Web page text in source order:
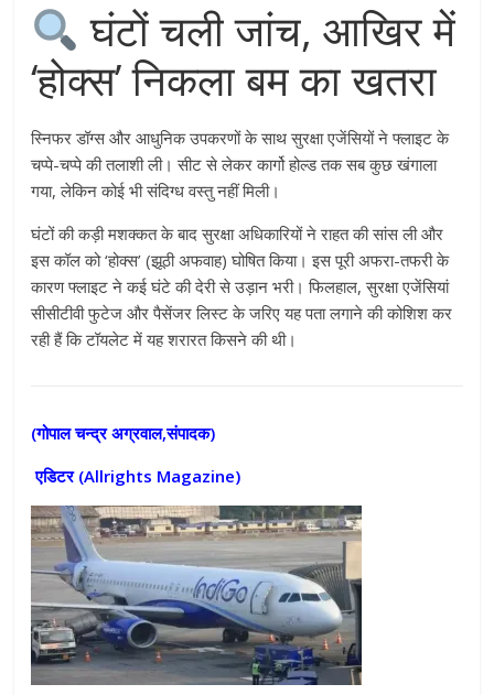
घंटों चली जांच, आखिर में
‘होक्स’ निकला बम का खतरा
स्निफर डॉग्स और आधुनिक उपकरणों के साथ सुरक्षा एजेंसियों ने फ्लाइट के
चप्पे-चप्पे की तलाशी ली। सीट से लेकर कार्गो होल्ड तक सब कुछ खंगाला
गया, लेकिन कोई भी संदिग्ध वस्तु नहीं मिली।
घंटों की कड़ी मशक्कत के बाद सुरक्षा अधिकारियों ने राहत की सांस ली और
इस कॉल को ‘होक्स’ (झूठी अफवाह) घोषित किया। इस पूरी अफरा-तफरी के
कारण फ्लाइट ने कई घंटे की देरी से उड़ान भरी। फिलहाल, सुरक्षा एजेंसियां
सीसीटीवी फुटेज और पैसेंजर लिस्ट के जरिए यह पता लगाने की कोशिश कर
रही हैं कि टॉयलेट में यह शरारत किसने की थी।
(गोपाल चन्द्र अग्रवाल,संपादक)
एडिटर (Allrights Magazine)